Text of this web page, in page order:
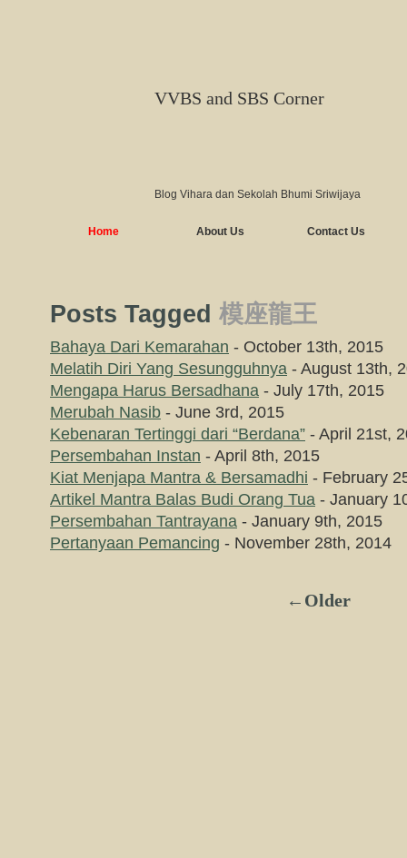
VVBS and SBS Corner
Blog Vihara dan Sekolah Bhumi Sriwijaya
Home About Us Contact Us
Posts Tagged 模座龍王
Bahaya Dari Kemarahan - October 13th, 2015
Melatih Diri Yang Sesungguhnya - August 13th,
Mengapa Harus Bersadhana - July 17th, 2015
Merubah Nasib - June 3rd, 2015
Kebenaran Tertinggi dari “Berdana” - April 21st,
Persembahan Instan - April 8th, 2015
Kiat Menjapa Mantra & Bersamadhi - February
Artikel Mantra Balas Budi Orang Tua - January
Persembahan Tantrayana - January 9th, 2015
Pertanyaan Pemancing - November 28th, 2014
←Older